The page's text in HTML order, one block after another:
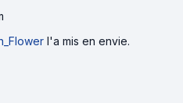
l'a mis en envie.